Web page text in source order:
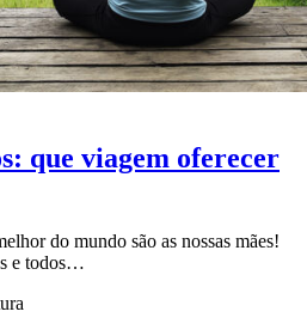
que viagem oferecer
do mundo são as nossas mães!
e todos…